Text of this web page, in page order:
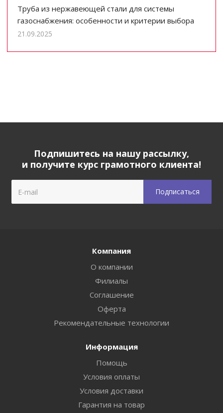
Труба из нержавеющей стали для системы
газоснабжения: особенности и критерии выбора
21.09.2025
Подпишитесь на нашу рассылку,
и получите курс грамотного клиента!
Компания
О компании
Филиалы
Соглашение
Оферта
Рекомендательные технологии
Информация
Помощь
Условия оплаты
Условия доставки
Гарантия на товар